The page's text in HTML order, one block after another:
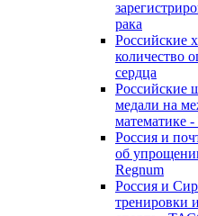
рака
Российские
количество
сердца
Российские
медали на
математике
Россия и
об
Regnum
Россия и
тренировки